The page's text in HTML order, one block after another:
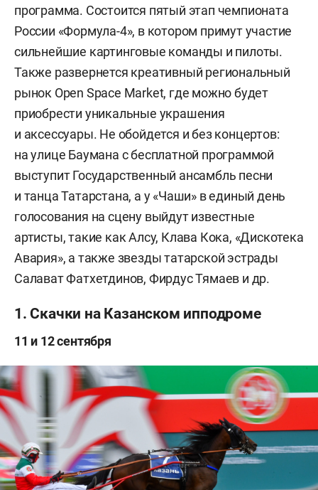
программа. Состоится пятый этап чемпионата
России «Формула-4», в котором примут участие
сильнейшие картинговые команды и пилоты.
Также развернется креативный региональный
рынок Open Space Market, где можно будет
приобрести уникальные украшения
и аксессуары. Не обойдется и без концертов:
на улице Баумана с бесплатной программой
выступит Государственный ансамбль песни
и танца Татарстана, а у «Чаши» в единый день
голосования на сцену выйдут известные
артисты, такие как Алсу, Клава Кока, «Дискотека
Авария», а также звезды татарской эстрады
Салават Фатхетдинов, Фирдус Тямаев и др.
1. Скачки на Казанском ипподроме
11 и 12 сентября